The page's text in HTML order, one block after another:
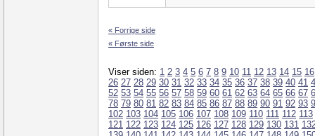
« Forrige side
« Første side
Viser siden: 1 2 3 4 5 6 7 8 9 10 11 12 13 14 15 16
26 27 28 29 30 31 32 33 34 35 36 37 38 39 40 41
52 53 54 55 56 57 58 59 60 61 62 63 64 65 66 67
78 79 80 81 82 83 84 85 86 87 88 89 90 91 92 93
102 103 104 105 106 107 108 109 110 111 112 113
121 122 123 124 125 126 127 128 129 130 131